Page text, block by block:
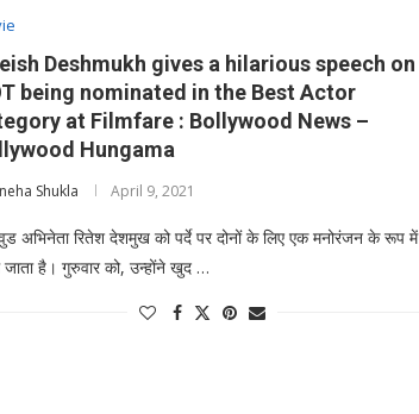
Deshmukh gives a hilarious speech on
being nominated in the Best Actor
at Filmfare : Bollywood News –
Hungama
Shukla April 9, 2021
अभिनेता रितेश देशमुख को पर्दे पर दोनों के लिए एक मनोरंजन के रूप में
जाता है। गुरुवार को, उन्होंने खुद …